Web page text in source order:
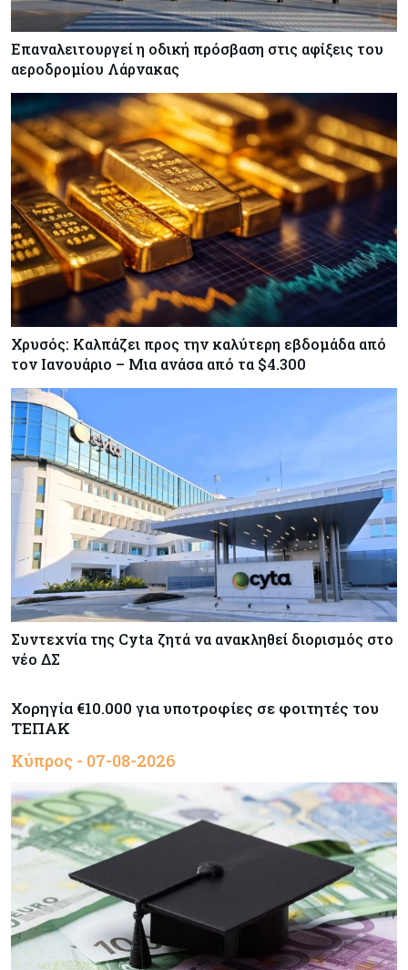
Επαναλειτουργεί η οδική πρόσβαση στις αφίξεις του
αεροδρομίου Λάρνακας
Χρυσός: Καλπάζει προς την καλύτερη εβδομάδα από
τον Ιανουάριο – Μια ανάσα από τα $4.300
Συντεχνία της Cyta ζητά να ανακληθεί διορισμός στο
νέο ΔΣ
Χορηγία €10.000 για υποτροφίες σε φοιτητές του
ΤΕΠΑΚ
Κύπρος - 07-08-2026